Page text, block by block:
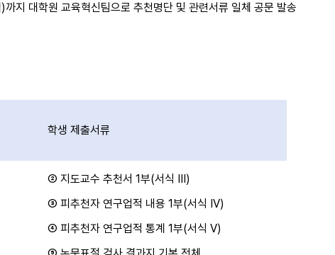
대학원 교육혁신팀으로 추천명단 및 관련서류 일체 공문 발송
학생 제출서류
② 지도교수 추천서 1부(서식 III)
③ 피추천자 연구업적 내용 1부(서식 IV)
④ 피추천자 연구업적 통계 1부(서식 V)